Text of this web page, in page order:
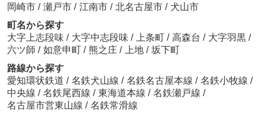
岡崎市 / 瀬戸市 / 江南市 / 北名古屋市 / 犬山市
町名から探す
大字上志段味 / 大字中志段味 / 上条町 / 高森台 / 大字羽黒 /
六ツ師 / 如意申町 / 熊之庄 / 上地 / 坂下町
路線から探す
愛知環状鉄道 / 名鉄犬山線 / 名鉄名古屋本線 / 名鉄小牧線 /
中央線 / 名鉄尾西線 / 東海道本線 / 名鉄瀬戸線 /
名古屋市営東山線 / 名鉄常滑線